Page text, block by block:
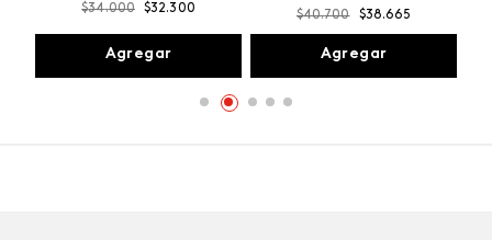
$34.000 $32.300
Agregar
$40.700 $38.665
Agregar